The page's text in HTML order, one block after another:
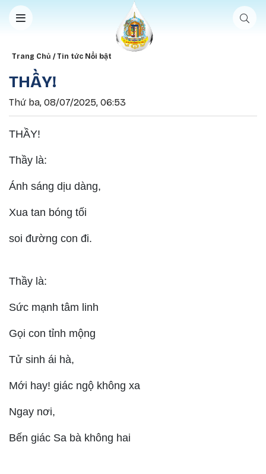
Nhảy đến nội dung
Breadcrumb
Trang Chủ Tin tức Nổi bật
THẦY!
Thứ ba, 08/07/2025, 06:53
THẦY!
Thầy là:
Ánh sáng dịu dàng,
Xua tan bóng tối
soi đường con đi.
Thầy là:
Sức mạnh tâm linh
Gọi con tỉnh mộng
Tử sinh ái hà,
Mới hay! giác ngộ không xa
Ngay nơi,
Bến giác Sa bà không hai